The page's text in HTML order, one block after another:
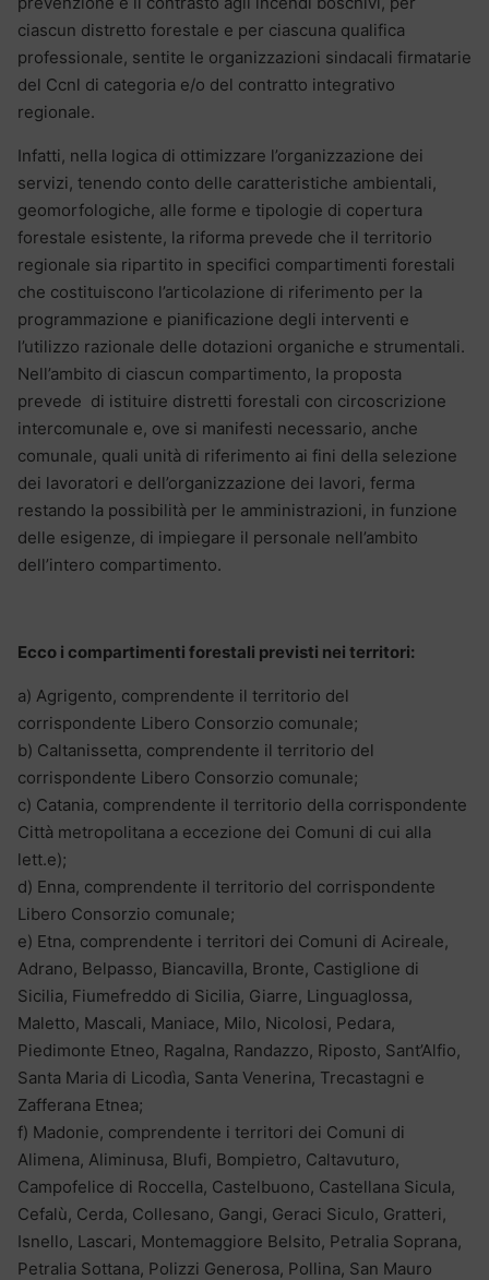
ciascun distretto forestale e per ciascuna qualifica
professionale, sentite le organizzazioni sindacali firmatarie
del Ccnl di categoria e/o del contratto integrativo
regionale.
Infatti, nella logica di ottimizzare l’organizzazione dei
servizi, tenendo conto delle caratteristiche ambientali,
geomorfologiche, alle forme e tipologie di copertura
forestale esistente, la riforma prevede che il territorio
regionale sia ripartito in specifici compartimenti forestali
che costituiscono l’articolazione di riferimento per la
programmazione e pianificazione degli interventi e
l’utilizzo razionale delle dotazioni organiche e strumentali.
Nell’ambito di ciascun compartimento, la proposta
prevede di istituire distretti forestali con circoscrizione
intercomunale e, ove si manifesti necessario, anche
comunale, quali unità di riferimento ai fini della selezione
dei lavoratori e dell’organizzazione dei lavori, ferma
restando la possibilità per le amministrazioni, in funzione
delle esigenze, di impiegare il personale nell’ambito
dell’intero compartimento.
Ecco i compartimenti forestali previsti nei territori:
a) Agrigento, comprendente il territorio del
corrispondente Libero Consorzio comunale;
b) Caltanissetta, comprendente il territorio del
corrispondente Libero Consorzio comunale;
c) Catania, comprendente il territorio della corrispondente
Città metropolitana a eccezione dei Comuni di cui alla
lett.e);
d) Enna, comprendente il territorio del corrispondente
Libero Consorzio comunale;
e) Etna, comprendente i territori dei Comuni di Acireale,
Adrano, Belpasso, Biancavilla, Bronte, Castiglione di
Sicilia, Fiumefreddo di Sicilia, Giarre, Linguaglossa,
Maletto, Mascali, Maniace, Milo, Nicolosi, Pedara,
Piedimonte Etneo, Ragalna, Randazzo, Riposto, Sant’Alfio,
Santa Maria di Licodìa, Santa Venerina, Trecastagni e
Zafferana Etnea;
f) Madonie, comprendente i territori dei Comuni di
Alimena, Aliminusa, Blufi, Bompietro, Caltavuturo,
Campofelice di Roccella, Castelbuono, Castellana Sicula,
Cefalù, Cerda, Collesano, Gangi, Geraci Siculo, Gratteri,
Isnello, Lascari, Montemaggiore Belsito, Petralia Soprana,
Petralia Sottana, Polizzi Generosa, Pollina, San Mauro